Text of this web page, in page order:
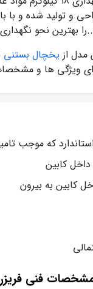
بهترین نحو
مدل از یخچال بستنی
ویژگی ها و
که موجب
کابین
کابین به بیرون
فنی فریزر